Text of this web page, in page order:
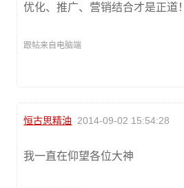
优化、推广、营销结合才是正道！
跟帖来自电脑端
恒古思精油 2014-09-02 15:54:28
我一直在仰望各位大神